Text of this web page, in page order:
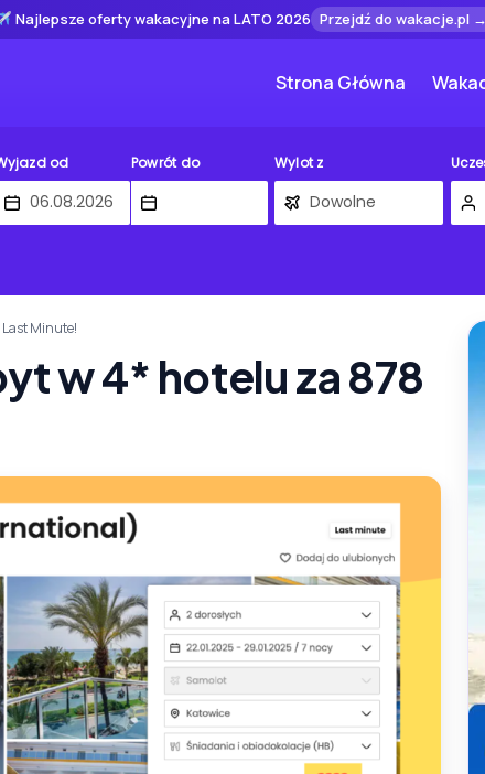
Najlepsze oferty wakacyjne na LATO 2026 Przejdź do wakacje.pl
Strona Główna
od Powrót do Wylot z
Minute!
w 4* hotelu za 878